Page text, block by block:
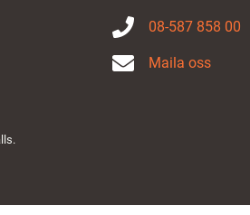
08-587 858 00
Maila oss